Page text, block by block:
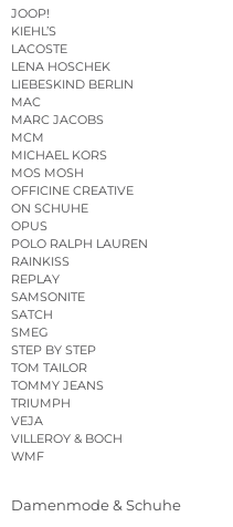
JOOP!
KIEHL’S
LACOSTE
LENA HOSCHEK
LIEBESKIND BERLIN
MAC
MARC JACOBS
MCM
MICHAEL KORS
MOS MOSH
OFFICINE CREATIVE
ON SCHUHE
OPUS
POLO RALPH LAUREN
RAINKISS
REPLAY
SAMSONITE
SATCH
SMEG
STEP BY STEP
TOM TAILOR
TOMMY JEANS
TRIUMPH
VEJA
VILLEROY & BOCH
WMF
Damenmode & Schuhe